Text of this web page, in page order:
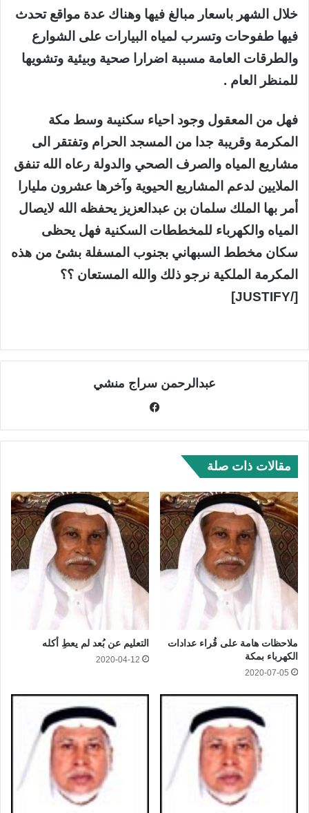
خلال الشهر باسعار مبالغ فيها وهناك عدة مواقع تحدث
فيها طفوحات وتسرب لمياه البيارات على الشوارع
والطرقات العامة مسببة اضرارا صحية وبيئية وتشويها
للمنظر العام .
فهل من المعقول وجود احياء سكنيىة وسط مكة
المكرمة وقريبة جدا من المسجد الحرام وتفتقر الى
مشاريع المياه والصرف الصحي والدولة رعاه الله تنفق
الملايين لدعم المشاريع الحيوية وآخرها عشرون مليارا
أمر بها الملك سلمان بن عبدالعزيز يحفظه الله لايصال
المياه والكهرباء للمخططات السكنية فهل يحظى
سكان مخطط السبهاني بجنوب المسفلة بشئ من هذه
المكرمة الملكية نرجو ذلك والله المستعان ؟؟
[/JUSTIFY]
عبدالرحمن سراج منشي
وك
مقالات ذات صلة
ملاحظات هامة على قُراء عدادات
الكهرباء بمكة
2020-07-05
التعليم عن بُعد لم يعطِ أكله
2020-04-12